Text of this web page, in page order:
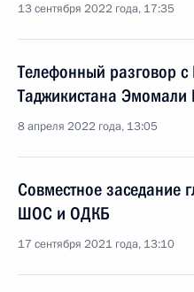
13 сентября 2022 года, 17:35
Телефонный разговор с
Таджикистана Эмомали
8 апреля 2022 года, 13:05
Совместное заседание
ШОС и ОДКБ
17 сентября 2021 года, 13:10